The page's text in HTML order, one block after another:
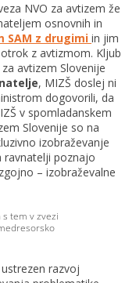
NVO za avtizem že
osnovnih in
SAM z drugimi in jim
z avtizmom. Kljub
avtizem Slovenije
, MIZŠ doslej ni
dogovorili, da
v spomladanskem
Slovenije so na
izobraževanje
poznajo
– izobraževalne
tem v zvezi
razvoj